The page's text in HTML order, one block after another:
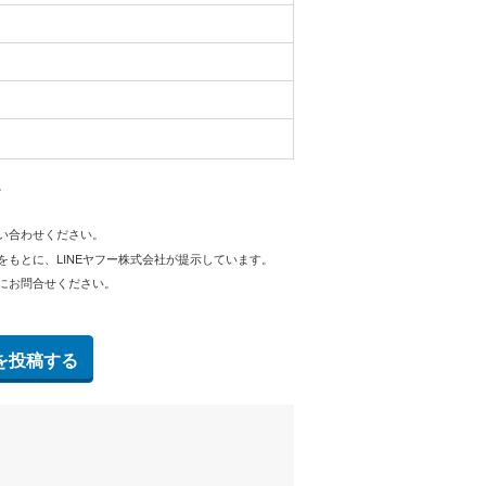
わせください。
もとに、LINEヤフー株式会社が提示しています。
問合せください。
投稿する